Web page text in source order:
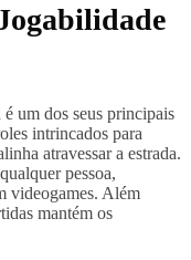
um dos seus principais
intrincados para
atravessar a estrada.
pessoa,
videogames. Além
mantém os